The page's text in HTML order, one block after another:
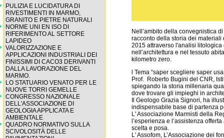
PULIZIA E LUCIDATURA DI
RIVESTIMENTI IN MARMO,
GRANITO E PIETRE NATURALI
NORME UNI EN ISO DI
RIFERIMENTO AL SETTORE
LAPIDEO
VALORIZZAZIONE E
APPLICAZIONI INDUSTRIALI DEI
FINISSIMI DI CACO3 DERIVANTI
DALLA LAVORAZIONE DEL
MARMO.
LO STATUARIO VENATO PER LE
NUOVE TORRI GEMELLE
CONGRESSO NAZIONALE
DELL'ASSOCIAZIONE DI
GEOLOGIA APPLICATA E
AMBIENTALE
QUADRO NORMATIVO SULLA
SCIVOLOSITÀ DELLE
Nell’ambito della convegnistica
racconto della storia dei materiali
2015 attraverso l'analisi
nell’architettura e nel tessuto
kilometro zero.
l Tema “saper scegliere saper
Prof. Roberto Bugini del CNR,
spiegando la storia millenaria
dove trovare gli impieghi in
Il Geologo Grazia Signori, ha
indispensabile base di partenza
L' Associazione Marmisti della
l’esperienza e l’assistenza
scelta e posa.
L' Assofom, L’Associazione dei